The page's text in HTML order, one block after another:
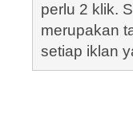
perlu 2 klik.
merupakan
setiap iklan